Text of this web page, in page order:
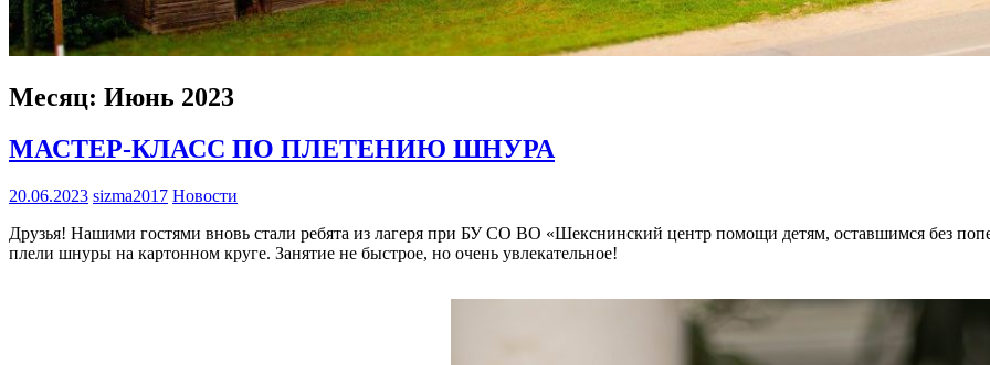
Месяц: Июнь 2023
МАСТЕР-КЛАСС ПО ПЛЕТЕНИЮ ШНУРА
20.06.2023 sizma2017 Новости
Друзья! Нашими гостями вновь стали ребята из лагеря при БУ СО ВО «Шекснинский центр помощи детям, оставшимся без
плели шнуры на картонном круге. Занятие не быстрое, но очень увлекательное!